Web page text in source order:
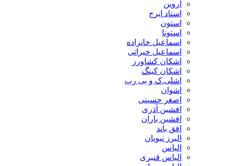
اروین
استاد ایرج
استون
استونا
اسماعیل خانزاده
اسماعیل خیراتی
اشکان کشاورز
اشکان کینگ
اشلی.ک و بی رپ
اشوان
اصغر حسینی
افشین آذری
افشین باران
افق باند
البرز نبویان
الیاس
الیاس قنبرى